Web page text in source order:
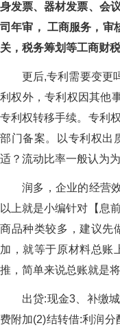
身发票、器材发票、会
司年审， 工商服务，审
关，税务筹划等工商财
更后,专利需要变更
利权外，专利权因其他
专利权转移手续。专利
部门备案。以专利权出
适？流动比率一般认为
润多，企业的经营
以上就是小编针对【息
商品种类较多，建议先
加，就等于原材料总账
推，简单来说总账就是
出贷:现金3、补缴
费附加(2)结转借:利润